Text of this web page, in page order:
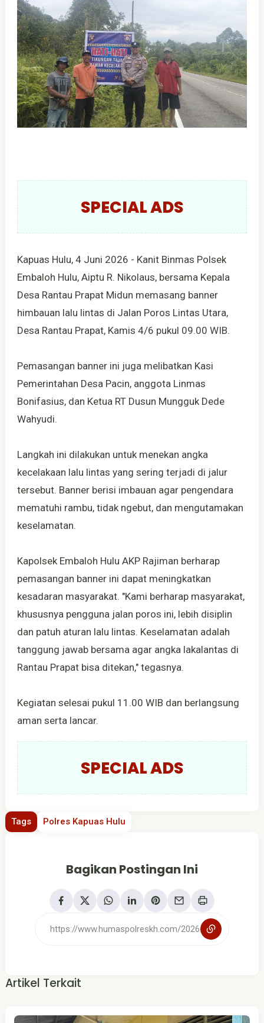
SPECIAL ADS
Kapuas Hulu, 4 Juni 2026 - Kanit Binmas Polsek
Embaloh Hulu, Aiptu R. Nikolaus, bersama Kepala
Desa Rantau Prapat Midun memasang banner
himbauan lalu lintas di Jalan Poros Lintas Utara,
Desa Rantau Prapat, Kamis 4/6 pukul 09.00 WIB.
Pemasangan banner ini juga melibatkan Kasi
Pemerintahan Desa Pacin, anggota Linmas
Bonifasius, dan Ketua RT Dusun Mungguk Dede
Wahyudi.
Langkah ini dilakukan untuk menekan angka
kecelakaan lalu lintas yang sering terjadi di jalur
tersebut. Banner berisi imbauan agar pengendara
mematuhi rambu, tidak ngebut, dan mengutamakan
keselamatan.
Kapolsek Embaloh Hulu AKP Rajiman berharap
pemasangan banner ini dapat meningkatkan
kesadaran masyarakat. "Kami berharap masyarakat,
khususnya pengguna jalan poros ini, lebih disiplin
dan patuh aturan lalu lintas. Keselamatan adalah
tanggung jawab bersama agar angka lakalantas di
Rantau Prapat bisa ditekan," tegasnya.
Kegiatan selesai pukul 11.00 WIB dan berlangsung
aman serta lancar.
SPECIAL ADS
Tags Polres Kapuas Hulu
Bagikan Postingan Ini
Artikel Terkait